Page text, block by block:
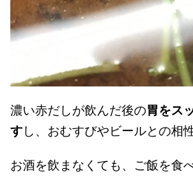
濃い赤だしが飲んだ後の胃をス
すし、おむすびやビールとの相
お酒を飲まなくても、ご飯を食